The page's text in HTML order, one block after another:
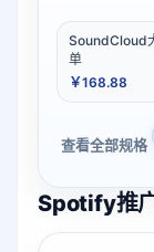
SoundCloud
单
￥168.88
查看全部规格
Spotify推